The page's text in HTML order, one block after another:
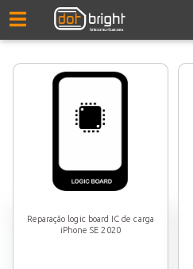
Reparação logic board IC de carga
iPhone SE 2020